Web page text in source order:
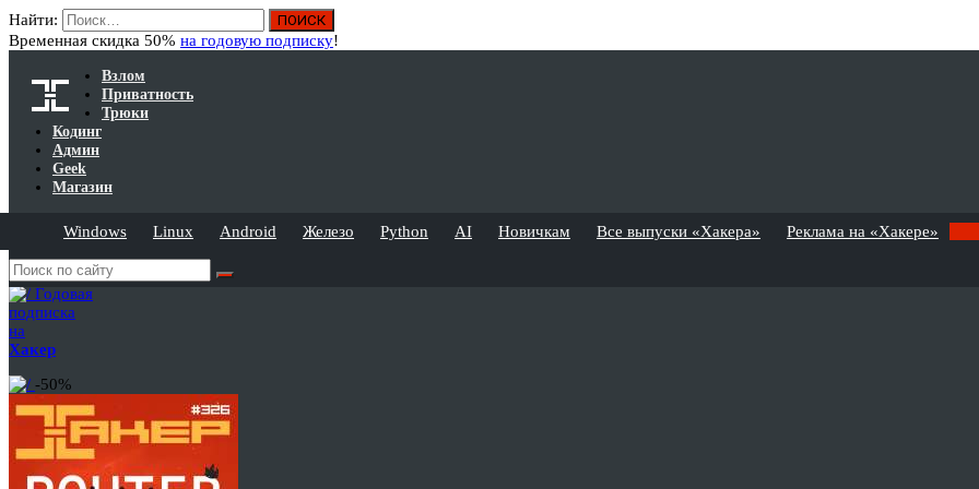
Найти:
Временная скидка 50% на годовую подписку!
Взлом
Приватность
Трюки
Кодинг
Админ
Geek
Магазин
Windows Linux Android Железо Python AI Новичкам Все выпуски «Хакера» Реклама на «Хакере»
Годовая
подписка
на
Хакер
-50%